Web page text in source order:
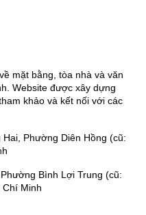
mặt bằng, tòa nhà và văn
Website được xây dựng
khảo và kết nối với các
Phường Diên Hồng (cũ:
Bình Lợi Trung (cũ:
Minh